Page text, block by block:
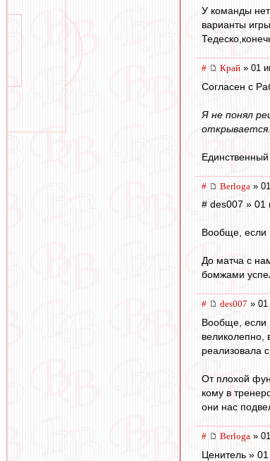
У команды нет
варианты
# Край » 01
Согласен с
Я не понял
# Berloga »
# des007 »
Вообще, если
До матча с
бомжами
# des007 »
Вообще, если
великолепно,
реализовала
От плохой
кому в
они нас
# Berloga »
Ценитель »